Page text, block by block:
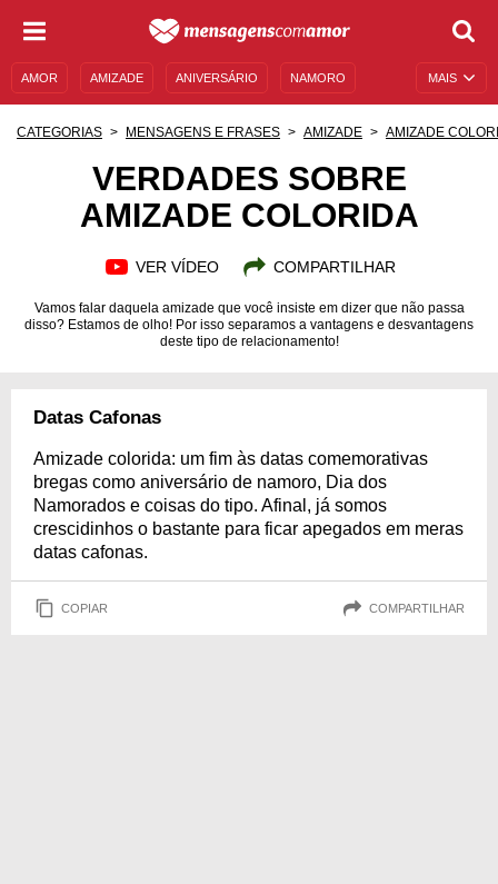
MAIS
AMOR AMIZADE ANIVERSÁRIO NAMORO
MENSAGENS E FRASES MENSAGENS DE ANIVERSÁRIO
CATEGORIAS MENSAGENS E FRASES AMIZADE AMIZADE
VERDADES SOBRE
AMIZADE COLORIDA
VER VÍDEO COMPARTILHAR
Vamos falar daquela amizade que você insiste em dizer que não passa
disso? Estamos de olho! Por isso separamos a vantagens e desvantagens
deste tipo de relacionamento!
Datas Cafonas
Amizade colorida: um fim às datas comemorativas
bregas como aniversário de namoro, Dia dos
Namorados e coisas do tipo. Afinal, já somos
crescidinhos o bastante para ficar apegados em meras
datas cafonas.
COPIAR COMPARTILHAR